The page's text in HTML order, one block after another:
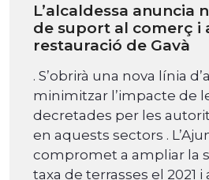
L’alcaldessa anuncia
de suport al comerç i
restauració de Gavà
. S’obrirà una nova línia
minimitzar l’impacte de
decretades per les
en aquests sectors .
compromet a ampliar la
taxa de terrasses el 2021